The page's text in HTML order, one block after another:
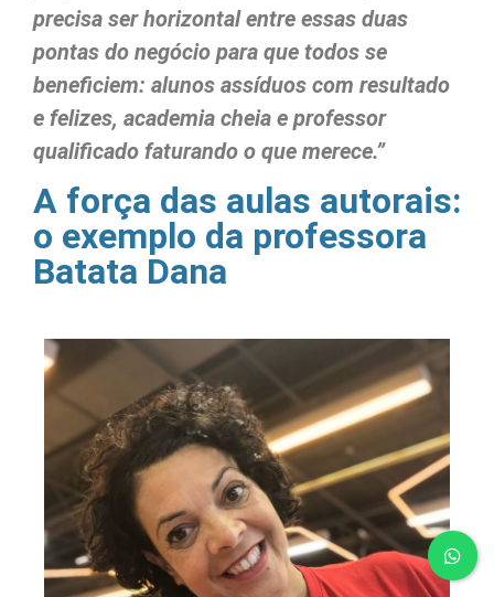
precisa ser horizontal entre essas duas
pontas do negócio para que todos se
beneficiem: alunos assíduos com resultado
e felizes, academia cheia e professor
qualificado faturando o que merece.”
A força das aulas autorais:
o exemplo da professora
Batata Dana